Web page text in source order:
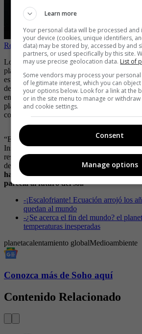
Revelan fecha para el fin del mundo según
Los científicos pudieron observar como una
planeta a 12.000 años luz de distancia, y
estrella aumentó su brillo por 100 veces en
desvaneció por completo en el espacio.
en miles de millones de años. El sol se
planetas de la parte interior de su sistema
convirtiendo en una estrella enana blanca.
“Estamos viendo el futuro de la Tierra”,
Instituto Kavli de Astrofísica e
resaltar que este fenómeno fue detectado
de MIT, Harvard, y Caltech.Sin embargo,
hasta que comprender lo que realmente
parecía al futuro del sol.
-¡Escalofriante! Ecuación arrojó los
quedan al mundo
-¿Se acerca el fin del mundo? el
temperaturas inesperadas
planetacalentamiento globalMedioambiente
Conozca más de Soho aquí
Contenido Relacionado
Learn more
Your personal data will be processed
your device (cookies, unique identifiers,
data) may be stored by, accessed by and
partners, or used specifically by this site.
may use precise geolocation data. List of
Some vendors may process your
of legitimate interest, which you can
your options below. Look for a link at the
or in the site menu to manage or
and cookie settings.
Consent
Manage options